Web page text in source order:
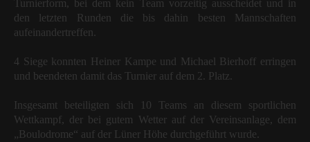
Turnierform, bei dem kein Team vorzeitig ausscheidet und in
den letzten Runden die bis dahin besten Mannschaften
aufeinandertreffen.
4 Siege konnten Heiner Kampe und Michael Bierhoff erringen
und beendeten damit das Turnier auf dem 2. Platz.
Insgesamt beteiligten sich 10 Teams an diesem sportlichen
Wettkampf, der bei gutem Wetter auf der Vereinsanlage, dem
„Boulodrome“ auf der Lüner Höhe durchgeführt wurde.